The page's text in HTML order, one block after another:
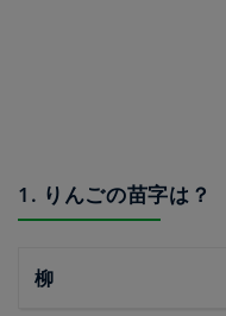
1. りんごの苗字は？
柳